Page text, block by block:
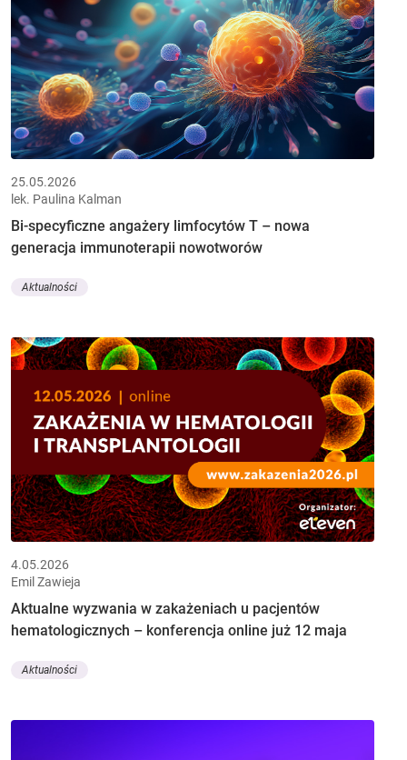
25.05.2026
lek. Paulina Kalman
Bi-specyficzne angażery limfocytów T – nowa
generacja immunoterapii nowotworów
Aktualności
4.05.2026
Emil Zawieja
Aktualne wyzwania w zakażeniach u pacjentów
hematologicznych – konferencja online już 12 maja
Aktualności